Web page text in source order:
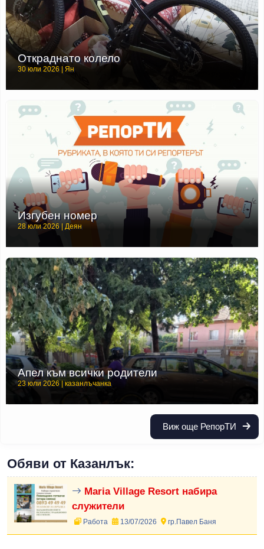
Откраднато колело
30 юли 2026 | Ян
Изгубен номер
28 юли 2026 | Деян
Апел към всички родители
23 юли 2026 | казанлъчанка
Виж още РепорТИ
Обяви от Казанлък:
Maria Village Resort набира
служители
Работа 13/07/2026 гр.Павел Баня